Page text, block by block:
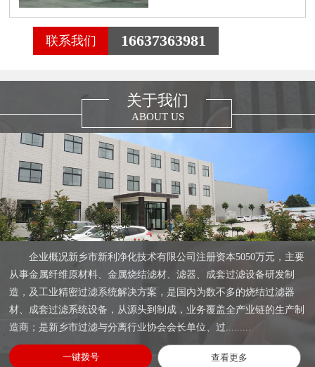
联系我们 16637363981
关于我们
ABOUT US
企业概况新乡市新利净化技术有限公司注册资本5050万元，主要
从事金属纤维原材料、金属烧结滤材、滤器、成套过滤设备研发制
造，及工业精密过滤系统解决方案，是国内为数不多的烧结过滤器
材、成套过滤系统设备，从源头到制成，业务覆盖全产业链的生产制
造商；是新乡市过滤与分离行业协会会长单位、过.........
一键拨号 查看更多